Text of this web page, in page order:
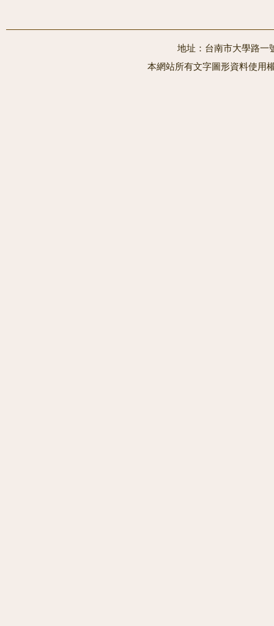
地址：台南市大學路
本網站所有文字圖形資料使用